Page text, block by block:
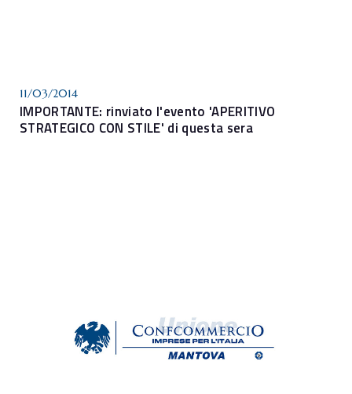
11/03/2014
IMPORTANTE: rinviato l'evento 'APERITIVO
STRATEGICO CON STILE' di questa sera